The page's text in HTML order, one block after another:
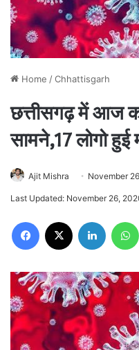
Home /Chhattisgarh
छत्तीसगढ़ में आज
सामने,17 लोगो हुई
Ajit Mishra November
Last Updated: November 26,
Facebook LinkedIn